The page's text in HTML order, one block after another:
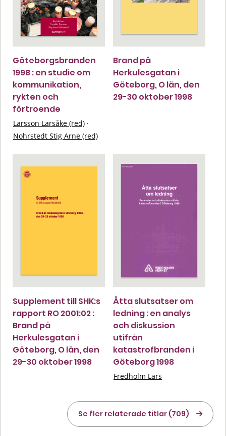
Göteborgsbranden
1998 : en studie om
kommunikation,
rykten och
förtroende
Larsson Larsåke (red) ·
Nohrstedt Stig Arne (red)
Brand på
Herkulesgatan i
Göteborg, O län, den
29-30 oktober 1998
Supplement till SHK:s
rapport RO 2001:02 :
Brand på
Herkulesgatan i
Göteborg, O län, den
29-30 oktober 1998
Åtta slutsatser om
ledning : en analys
och diskussion
utifrån
katastrofbranden i
Göteborg 1998
Fredholm Lars
Se fler relaterade titlar (709)